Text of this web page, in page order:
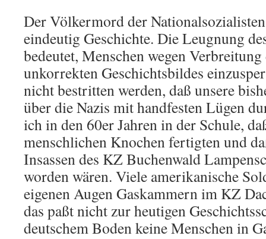
Der Völkermord der
eindeutig Geschichte. Die Leugnung
bedeutet, Menschen wegen
unkorrekten Geschichtsbildes
nicht bestritten werden, daß unsere
über die Nazis mit handfesten Lügen
ich in den 60er Jahren in der Schule,
menschlichen Knochen fertigten und
Insassen des KZ Buchenwald
worden wären. Viele amerikanische
eigenen Augen Gaskammern im KZ
das paßt nicht zur heutigen
deutschem Boden keine Menschen in